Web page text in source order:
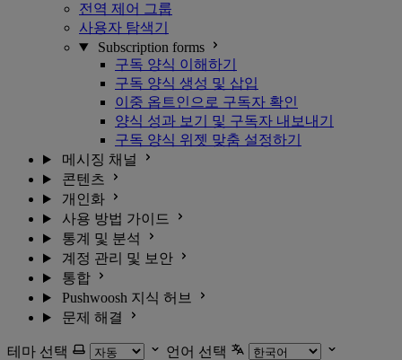
전역 제어 그룹
사용자 탐색기
Subscription forms
구독 양식 이해하기
구독 양식 생성 및 삽입
이중 옵트인으로 구독자 확인
양식 성과 보기 및 구독자 내보내기
구독 양식 위젯 맞춤 설정하기
메시징 채널
콘텐츠
개인화
사용 방법 가이드
통계 및 분석
계정 관리 및 보안
통합
Pushwoosh 지식 허브
문제 해결
테마 선택
언어 선택